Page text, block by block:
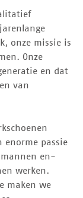
onze missie is
Onze
en dat
van
enorme passie
en-
werken.
maken we